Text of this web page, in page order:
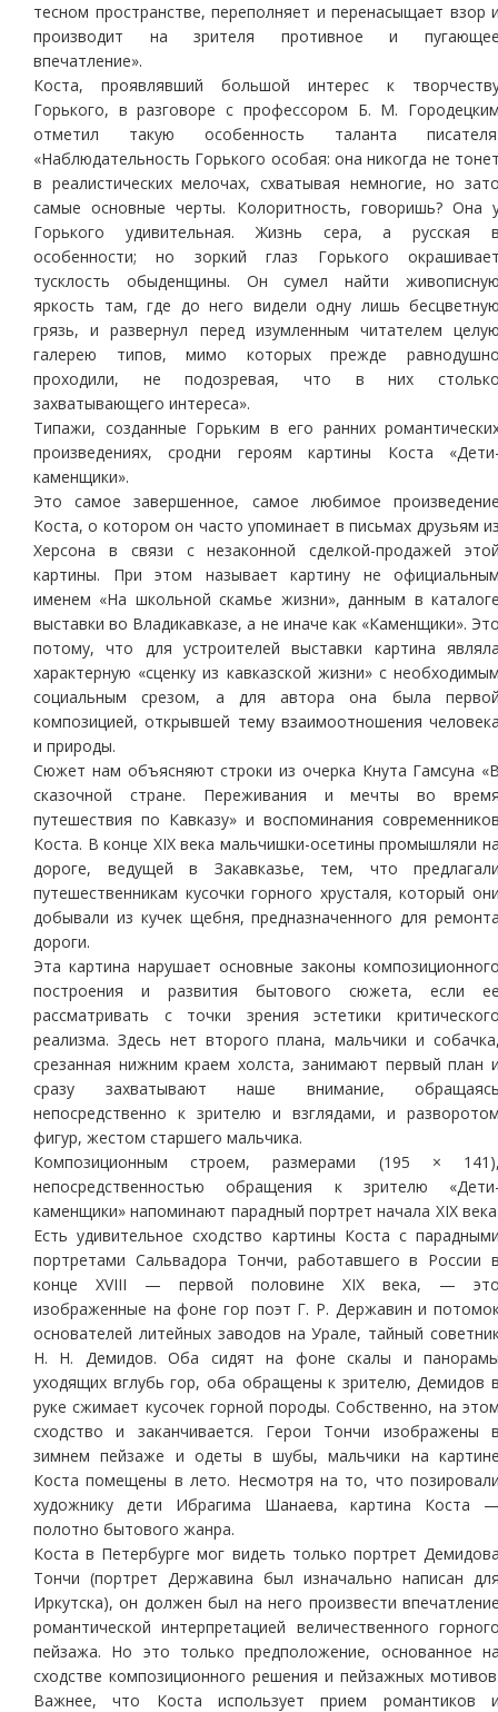
тесном пространстве, переполняет и перенасыщает взор
производит на зрителя противное и
впечатление».
Коста, проявлявший большой интерес к
Горького, в разговоре с профессором Б. М.
отметил такую особенность таланта
«Наблюдательность Горького особая: она никогда не
в реалистических мелочах, схватывая немногие, но
самые основные черты. Колоритность, говоришь? Она
Горького удивительная. Жизнь сера, а русская
особенности; но зоркий глаз Горького
тусклость обыденщины. Он сумел найти
яркость там, где до него видели одну лишь
грязь, и развернул перед изумленным читателем
галерею типов, мимо которых прежде
проходили, не подозревая, что в них
захватывающего интереса».
Типажи, созданные Горьким в его ранних
произведениях, сродни героям картины Коста
каменщики».
Это самое завершенное, самое любимое
Коста, о котором он часто упоминает в письмах друзьям
Херсона в связи с незаконной сделкой-продажей
картины. При этом называет картину не
именем «На школьной скамье жизни», данным в
выставки во Владикавказе, а не иначе как «Каменщики».
потому, что для устроителей выставки картина
характерную «сценку из кавказской жизни» с
социальным срезом, а для автора она была
композицией, открывшей тему взаимоотношения
и природы.
Сюжет нам объясняют строки из очерка Кнута Гамсуна
сказочной стране. Переживания и мечты во
путешествия по Кавказу» и воспоминания
Коста. В конце ХIХ века мальчишки-осетины промышляли
дороге, ведущей в Закавказье, тем, что
путешественникам кусочки горного хрусталя, который
добывали из кучек щебня, предназначенного для
дороги.
Эта картина нарушает основные законы
построения и развития бытового сюжета, если
рассматривать с точки зрения эстетики
реализма. Здесь нет второго плана, мальчики и
срезанная нижним краем холста, занимают первый план
сразу захватывают наше внимание,
непосредственно к зрителю и взглядами, и
фигур, жестом старшего мальчика.
Композиционным строем, размерами (195 ×
непосредственностью обращения к зрителю
каменщики» напоминают парадный портрет начала ХIХ
Есть удивительное сходство картины Коста с
портретами Сальвадора Тончи, работавшего в России
конце ХVIII — первой половине ХIХ века, —
изображенные на фоне гор поэт Г. Р. Державин и
основателей литейных заводов на Урале, тайный
Н. Н. Демидов. Оба сидят на фоне скалы и
уходящих вглубь гор, оба обращены к зрителю, Демидов
руке сжимает кусочек горной породы. Собственно, на
сходство и заканчивается. Герои Тончи изображены
зимнем пейзаже и одеты в шубы, мальчики на
Коста помещены в лето. Несмотря на то, что
художнику дети Ибрагима Шанаева, картина Коста
полотно бытового жанра.
Коста в Петербурге мог видеть только портрет
Тончи (портрет Державина был изначально написан
Иркутска), он должен был на него произвести
романтической интерпретацией величественного
пейзажа. Но это только предположение, основанное
сходстве композиционного решения и пейзажных
Важнее, что Коста использует прием романтиков